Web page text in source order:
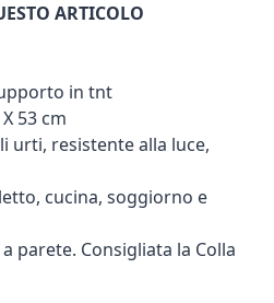
ARTICOLO
in tnt
53 cm
urti, resistente alla luce,
cucina, soggiorno e
parete. Consigliata la Colla